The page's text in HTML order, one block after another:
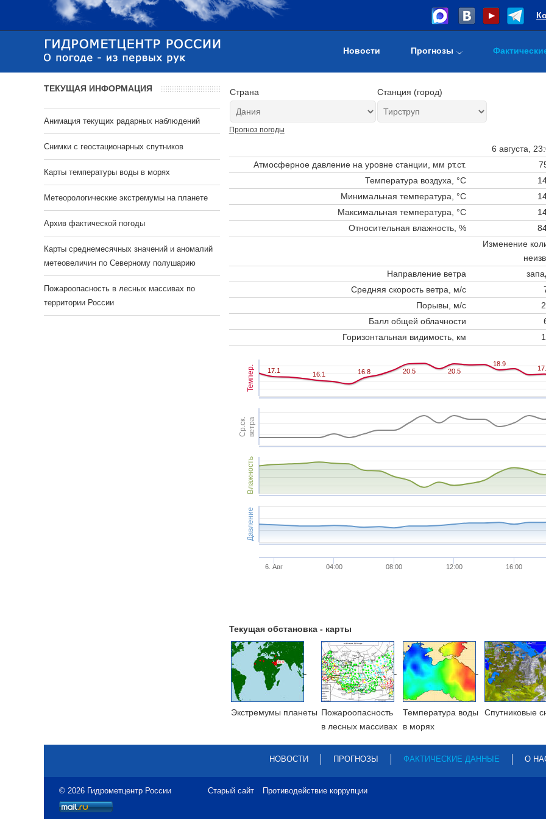
Новости Прогнозы
Страна Станция (город)
Прогноз погоды
6 августа,
Атмосферное давление на уровне станции, мм рт.ст.
Температура воздуха, °C
Минимальная температура, °C
Максимальная температура, °C
Относительная влажность, %
Изменение
Направление ветра
Средняя скорость ветра, м/с
Порывы, м/с
Балл общей облачности
Горизонтальная видимость, км
Темпер.
Ср.ск.ветра
Влажность
Давление
17.1
17.1 16.1
16.1 16.8
16.8 20.5
20.5 20.5
20.5
18.9
18.9
6. Авг 04:00 08:00 12:00 16:00
Текущая обстановка - карты
Экстремумы планеты Пожароопасность
в лесных массивах
Температура воды
в морях
Cпутниковые
ТЕКУЩАЯ ИНФОРМАЦИЯ
Анимация текущих радарных наблюдений
Cнимки с геостационарных спутников
Карты температуры воды в морях
Метеорологические экстремумы на планете
Архив фактической погоды
Карты среднемесячных значений и аномалий
метеовеличин по Северному полушарию
Пожароопасность в лесных массивах по
территории России
НОВОСТИ ПРОГНОЗЫ ФАКТИЧЕСКИЕ ДАННЫЕ О
© 2026 Гидрометцентр России Старый сайт Противодействие коррупции